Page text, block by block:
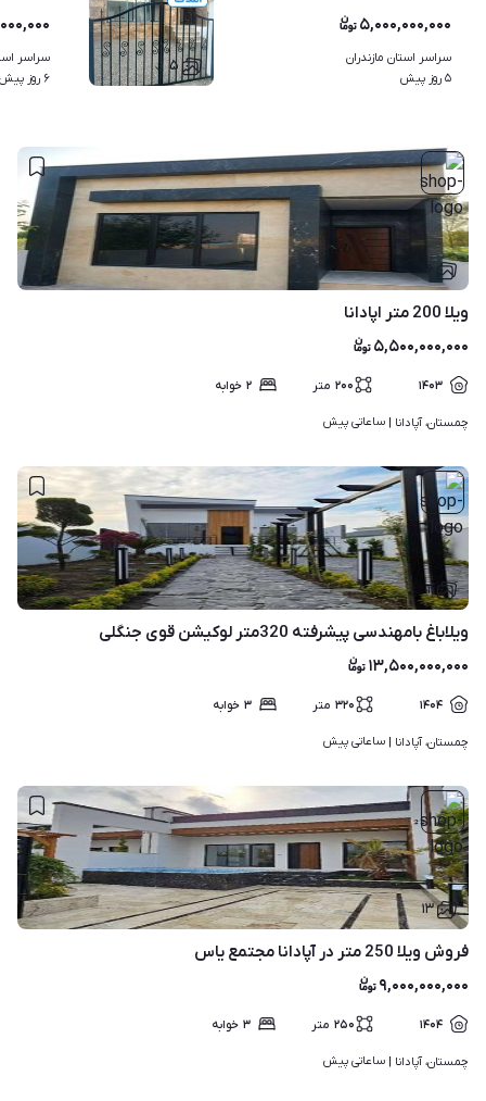
۵
۵,۰۰۰,۰۰۰,۰۰۰
سراسر استان مازندران
۵ روز پیش
سراسر
۶ روز پیش
ویلا 200 متر اپادانا
۵,۵۰۰,۰۰۰,۰۰۰
۱۴۰۳ ۲۰۰ متر ۲ خوابه
چمستان، آپادانا | ساعاتی پیش
۱۱
ویلاباغ بامهندسی پیشرفته 320متر لوکیشن قوی جنگلی
۱۳,۵۰۰,۰۰۰,۰۰۰
۱۴۰۴ ۳۲۰ متر ۳ خوابه
چمستان، آپادانا | ساعاتی پیش
۱۳
فروش ویلا 250 متر در آپادانا مجتمع یاس
۹,۰۰۰,۰۰۰,۰۰۰
۱۴۰۴ ۲۵۰ متر ۳ خوابه
چمستان، آپادانا | ساعاتی پیش